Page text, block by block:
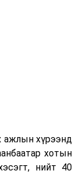
хангах зэрэг
тусгажээ.
ажлын хүрээнд
хотын
нийт 40